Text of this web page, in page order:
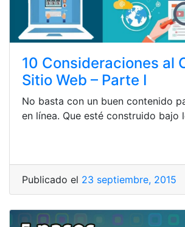
10 Consideraciones al
Sitio Web – Parte I
No basta con un buen contenido
en línea. Que esté construido bajo
Publicado el 23 septiembre, 2015